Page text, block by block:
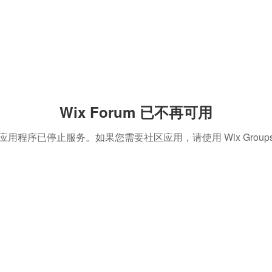
Wix Forum 已不再可用
用程序已停止服务。如果您需要社区应用，请使用 Wix